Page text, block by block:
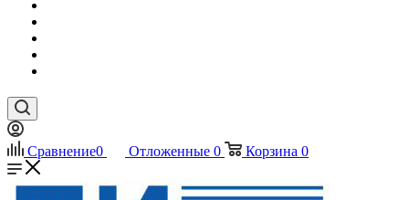
Сравнение0 Отложенные 0 Корзина 0